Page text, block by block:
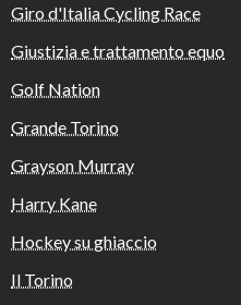
Giro d'Italia Cycling Race
Giustizia e trattamento equo
Golf Nation
Grande Torino
Grayson Murray
Harry Kane
Hockey su ghiaccio
Il Torino